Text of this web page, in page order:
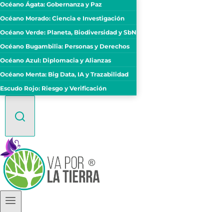
Océano Ágata: Gobernanza y Paz
Océano Morado: Ciencia e Investigación
Océano Verde: Planeta, Biodiversidad y SbN
Océano Bugambilia: Personas y Derechos
Océano Azul: Diplomacia y Alianzas
Océano Menta: Big Data, IA y Trazabilidad
Escudo Rojo: Riesgo y Verificación